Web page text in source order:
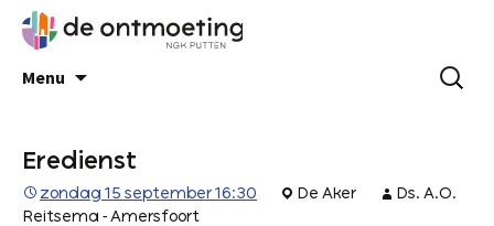
Menu
Eredienst
zondag 15 september 16:30 De Aker
Ds. A.O.
Reitsema - Amersfoort